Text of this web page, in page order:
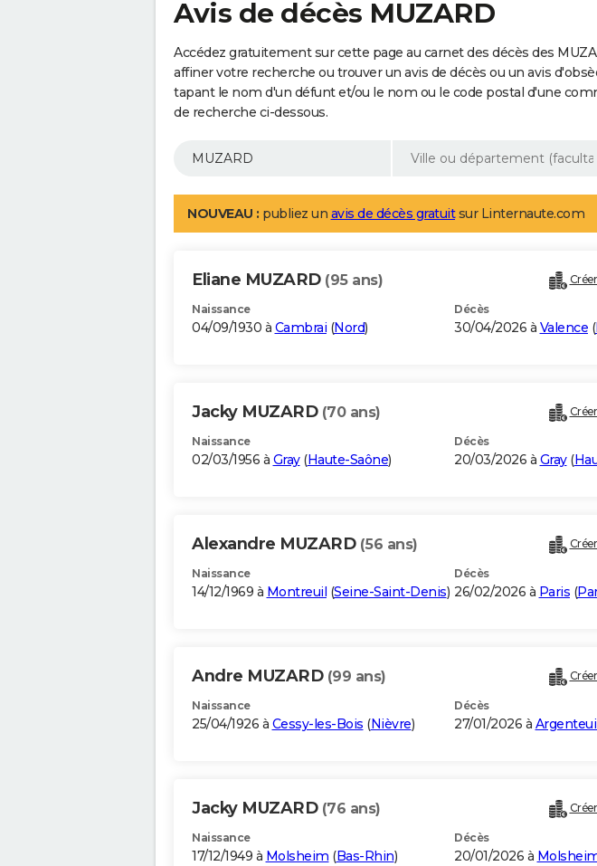
Avis de décès MUZARD
Accédez gratuitement sur cette page au carnet des décès des
affiner votre recherche ou trouver un avis de décès ou un avis
tapant le nom d'un défunt et/ou le nom ou le code postal d'une
de recherche ci-dessous.
NOUVEAU : publiez un avis de décès gratuitsur Linternaute.com
Eliane MUZARD (95 ans)
Naissance
04/09/1930 à Cambrai (Nord)
Décès
30/04/2026 à Valence (
Jacky MUZARD (70 ans)
Naissance
02/03/1956 à Gray(Haute-Saône)
Décès
20/03/2026 à Gray(
Alexandre MUZARD (56 ans)
Naissance
14/12/1969 à Montreuil (Seine-Saint-Denis)
Décès
26/02/2026 à Paris (
Andre MUZARD (99 ans)
Naissance
25/04/1926 à Cessy-les-Bois (Nièvre)
Décès
27/01/2026 à
Jacky MUZARD (76 ans)
Naissance
17/12/1949 à Molsheim (Bas-Rhin)
Décès
20/01/2026 à